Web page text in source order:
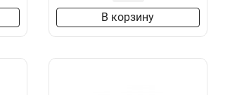
В корзину